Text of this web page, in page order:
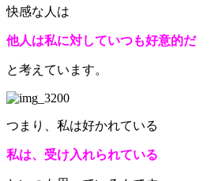
快感な人は
他人は私に対していつも好意的だ
と考えています。
つまり、私は好かれている
私は、受け入れられている